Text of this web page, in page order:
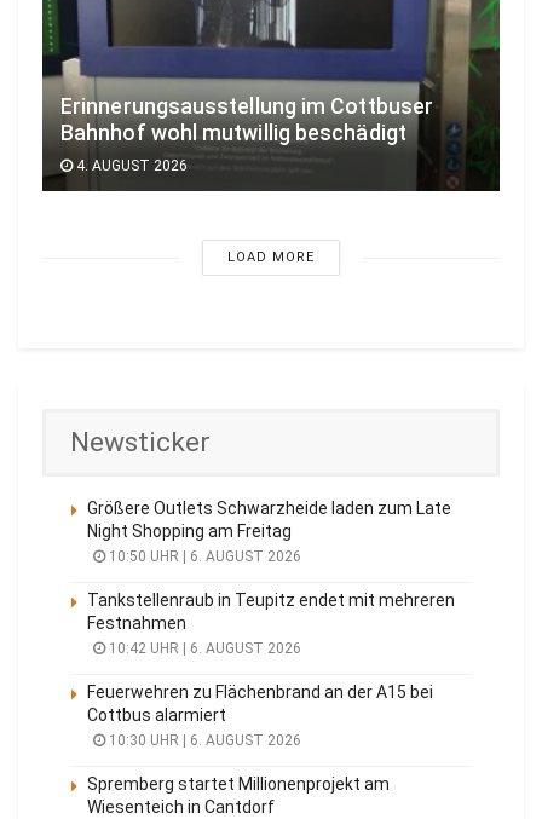
Erinnerungsausstellung im Cottbuser
Bahnhof wohl mutwillig beschädigt
4. AUGUST 2026
LOAD MORE
Newsticker
Größere Outlets Schwarzheide laden zum Late
Night Shopping am Freitag
10:50 UHR | 6. AUGUST 2026
Tankstellenraub in Teupitz endet mit mehreren
Festnahmen
10:42 UHR | 6. AUGUST 2026
Feuerwehren zu Flächenbrand an der A15 bei
Cottbus alarmiert
10:30 UHR | 6. AUGUST 2026
Spremberg startet Millionenprojekt am
Wiesenteich in Cantdorf